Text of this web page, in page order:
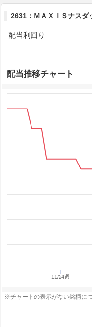
2631：ＭＡＸＩＳナスダ
配当利回り
配当推移チャート
11/24週
※チャートの表示がない銘柄に